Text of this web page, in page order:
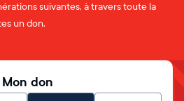
suivantes, à travers toute la
un don.
Mon don